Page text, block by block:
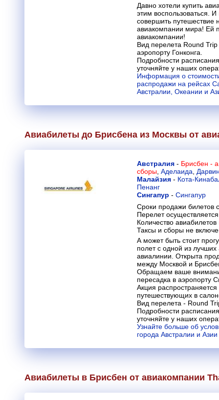
Давно хотели купить
этим воспользоваться.
совершить путешествие
авиакомпании мира! Ей
авиакомпании!
Вид перелета Round
аэропорту Гонконга.
Подробности
уточняйте у наших
Информация о
распродажи на рейсах
Австралии, Океании и
Авиабилеты до Брисбена из Москвы от
Австралия - Брисбен -
сборы, Аделаида,
Малайзия - Кота-
Пенанг
Сингапур - Сингапур
Сроки продажи билетов
Перелет
Количество
Таксы и сборы не
А может быть стоит
полет с одной из
авиалинии. Открыта
между Москвой и
Обращаем ваше
пересадка в аэропорту
Акция
путешествующих в
Вид перелета - Round
Подробности
уточняйте у наших
Узнайте больше об
города Австралии и Азии
Авиабилеты в Брисбен от авиакомпании